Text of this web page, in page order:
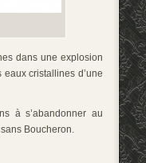
dans une explosion
cristallines d’une
à s’abandonner au
Boucheron.